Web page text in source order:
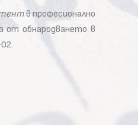
в професионално
от обнародването в